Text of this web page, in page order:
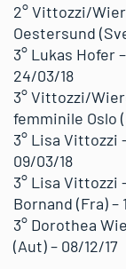
2° Vittozzi/
Oestersund
3° Lukas Hofer
24/03/18
3° Vittozzi/
femminile Oslo
3° Lisa Vittozzi
09/03/18
3° Lisa Vittozzi
Bornand (Fra) –
3° Dorothea
(Aut) – 08/12/17